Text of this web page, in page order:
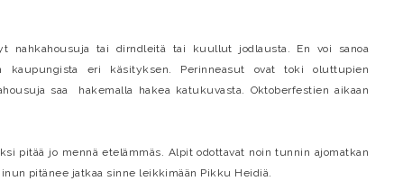
nahkahousuja tai dirndleitä tai kuullut jodlausta. En voi sanoa
kaupungista eri käsityksen. Perinneasut ovat toki oluttupien
saa hakemalla hakea katukuvasta. Oktoberfestien aikaan
pitää jo mennä etelämmäs. Alpit odottavat noin tunnin ajomatkan
pitänee jatkaa sinne leikkimään Pikku Heidiä.